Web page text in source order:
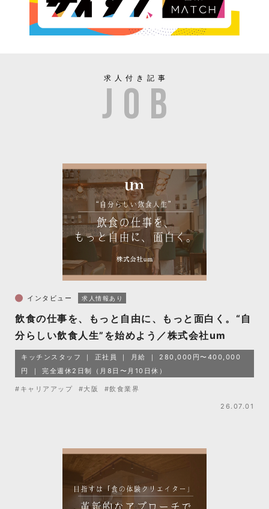
求人付き記事
インタビュー 求人情報あり
飲食の仕事を、もっと自由に、もっと面白く。“自
分らしい飲食人生”を始めよう／株式会社um
キッチンスタッフ 正社員 月給
280,000円〜400,000
円
完全週休2日制（月8日〜月10日休）
#キャリアアップ #大阪 #飲食業界
26.07.01